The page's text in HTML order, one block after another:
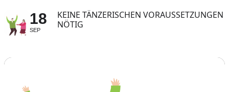
18
SEP
KEINE TÄNZERISCHEN VORAUSSETZUNGEN
NÖTIG